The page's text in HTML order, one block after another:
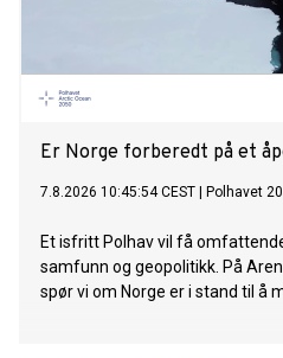
Er Norge forberedt på et
7.8.2026 10:45:54 CEST Polhavet
Et isfritt Polhav vil få
samfunn og geopolitikk. På
spør vi om Norge er i stand til å